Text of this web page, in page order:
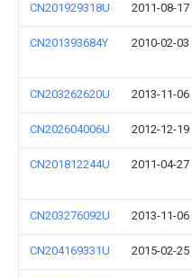
CN201929318U 2011-08-17
CN201393684Y 2010-02-03
CN203262620U 2013-11-06
CN202604006U 2012-12-19
CN201812244U 2011-04-27
CN203276092U 2013-11-06
CN204169331U 2015-02-25